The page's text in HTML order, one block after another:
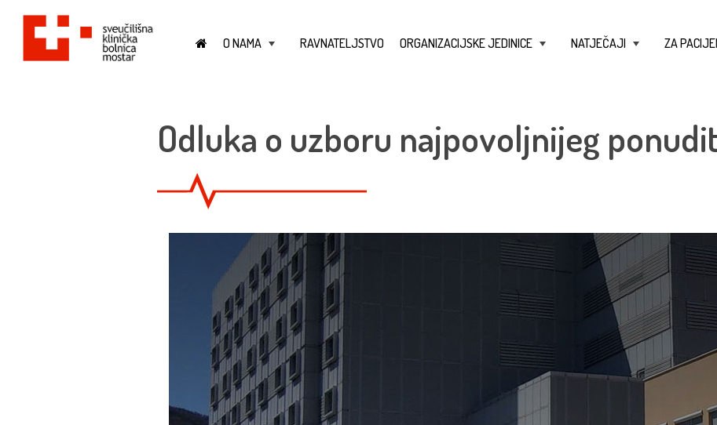
O NAMA RAVNATELJSTVO ORGANIZACIJSKE JEDINICE NATJEČAJI ZA
Odluka o uzboru najpovoljnijeg